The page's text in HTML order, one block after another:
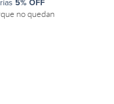
5% OFF
no quedan